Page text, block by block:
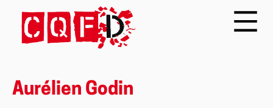
Aurélien Godin